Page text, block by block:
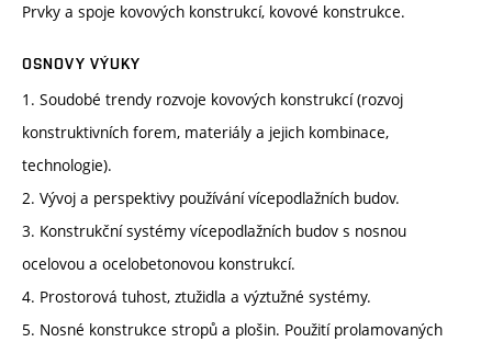
Prvky a spoje kovových konstrukcí, kovové konstrukce.
OSNOVY VÝUKY
1. Soudobé trendy rozvoje kovových konstrukcí (rozvoj
konstruktivních forem, materiály a jejich kombinace,
technologie).
2. Vývoj a perspektivy používání vícepodlažních budov.
3. Konstrukční systémy vícepodlažních budov s nosnou
ocelovou a ocelobetonovou konstrukcí.
4. Prostorová tuhost, ztužidla a výztužné systémy.
5. Nosné konstrukce stropů a plošin. Použití prolamovaných